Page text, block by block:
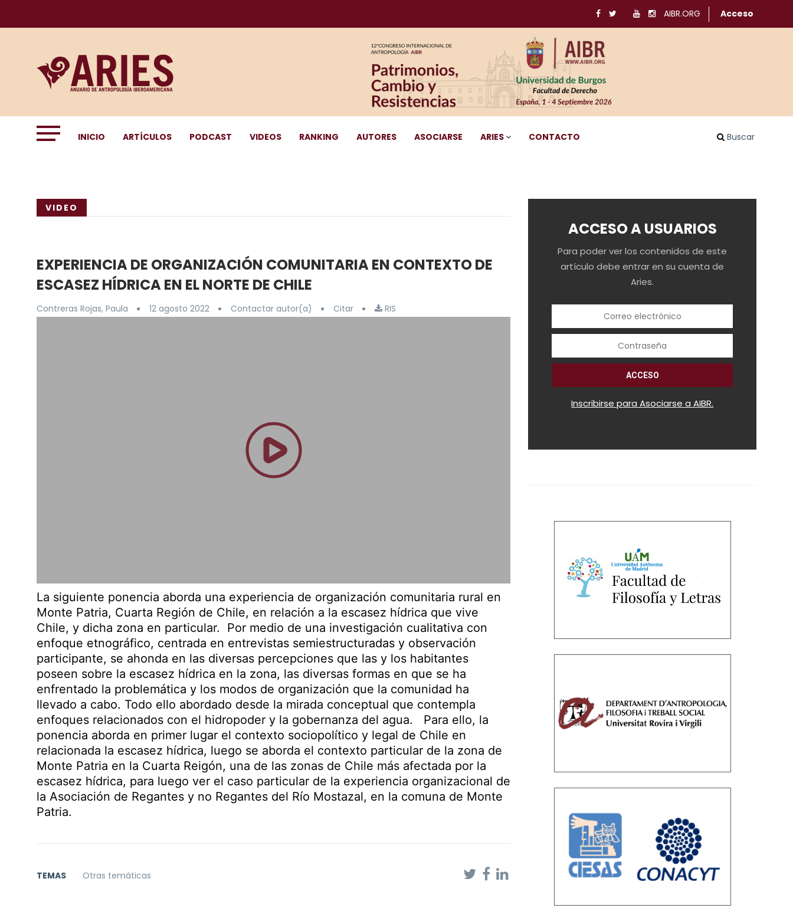
AIBR.ORG Acceso
INICIO ARTÍCULOS PODCAST VIDEOS RANKING AUTORES ASOCIARSE ARIES CONTACTO Buscar
VIDEO
EXPERIENCIA DE ORGANIZACIÓN COMUNITARIA EN CONTEXTO DE
ESCASEZ HÍDRICA EN EL NORTE DE CHILE
Contreras Rojas, Paula 12 agosto 2022 Contactar autor(a) Citar RIS
La siguiente ponencia aborda una experiencia de organización comunitaria rural en
Monte Patria, Cuarta Región de Chile, en relación a la escasez hídrica que vive
Chile, y dicha zona en particular. Por medio de una investigación cualitativa con
enfoque etnográfico, centrada en entrevistas semiestructuradas y observación
participante, se ahonda en las diversas percepciones que las y los habitantes
poseen sobre la escasez hídrica en la zona, las diversas formas en que se ha
enfrentado la problemática y los modos de organización que la comunidad ha
llevado a cabo. Todo ello abordado desde la mirada conceptual que contempla
enfoques relacionados con el hidropoder y la gobernanza del agua. Para ello, la
ponencia aborda en primer lugar el contexto sociopolítico y legal de Chile en
relacionada la escasez hídrica, luego se aborda el contexto particular de la zona de
Monte Patria en la Cuarta Reigón, una de las zonas de Chile más afectada por la
escasez hídrica, para luego ver el caso particular de la experiencia organizacional de
la Asociación de Regantes y no Regantes del Río Mostazal, en la comuna de Monte
Patria.
TEMAS Otras temáticas
ACCESO A USUARIOS
Para poder ver los contenidos de este
artículo debe entrar en su cuenta de
Aries.
Inscribirse para Asociarse a AIBR.